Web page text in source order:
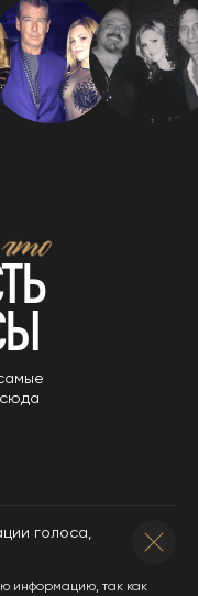
голоса,
информацию, так как